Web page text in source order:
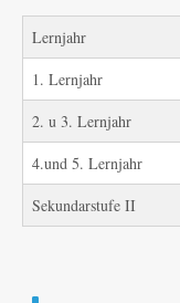
Lernjahr
1. Lernjahr
2. u 3. Lernjahr
4.und 5. Lernjahr
Sekundarstufe II